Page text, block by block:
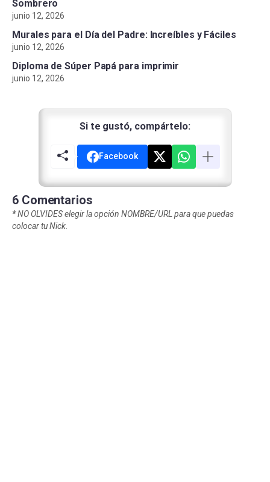
Sombrero
junio 12, 2026
Murales para el Día del Padre: Increíbles y Fáciles
junio 12, 2026
Diploma de Súper Papá para imprimir
junio 12, 2026
Si te gustó, compártelo:
Facebook
6 Comentarios
*NO OLVIDES elegir la opción NOMBRE/URL para que puedas
colocar tu Nick.